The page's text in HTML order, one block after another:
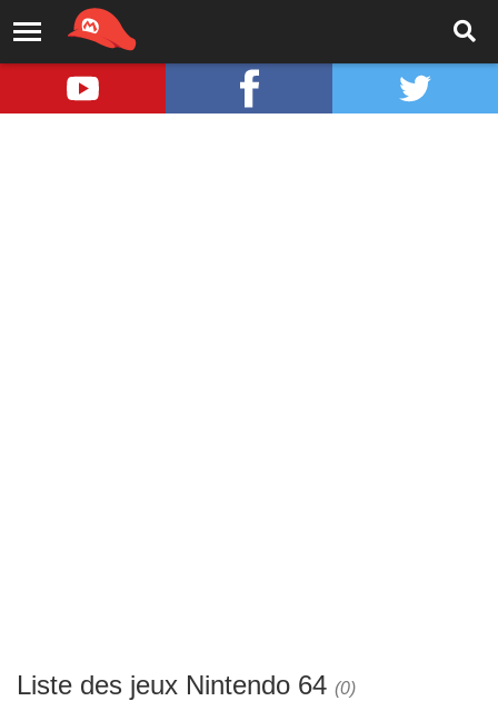
Liste des jeux Nintendo 64 (0)